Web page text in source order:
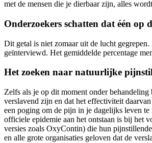
met de mensen die je dierbaar zijn, alles
Onderzoekers schatten dat één
Dit getal is niet zomaar uit de lucht
geïnterviewd. Het gemiddelde percentage
Het zoeken naar natuurlijke
Zelfs als je op dit moment onder
verslavend zijn en dat het effectiviteit
een poging om de pijn in je dagelijks leven
officiele epidemie aan het ontstaan is bij het
versies zoals OxyContin) die hun
en alle grote organisaties geloven dat de